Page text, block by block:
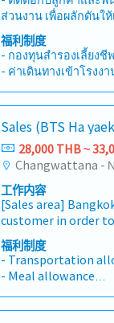
and internal
procurement, and
smooth project
growth and sales
contribute to the
growth.8. Client
VisitsAttend client
project
understand project
strengthen
- Domestic
- Language
- Others
ส่วนงาน เพื่อผลักดันให้
การผลิตของโรงงงาน - รวบรวมข้อมูลความต้องการ
ของลูกค้า ติดต่อส่วนงา
ข้อมูลสำหรับจัดทำใบเส
กับฝ่ายพัฒนาผลิตภัณ
แบบ, Drawing เพื่อให้ลูกค้าต
ตัวอย่าง และอุปกรณ์ประกอบ - จองแผ
หน้า ตามระยะเวลาแ
สนองกำหนดส่งออกที่
ลูกค้า ตามจำเป็นและเหม
และผลักดัน ลูกค้า แล
งานทุกขั้นตอน เป็นไป
การ Approve ของงา
Customer code,
ประสงค์ การผลิตแล้วเ
ติดตามการชำระเงินจ
ชำระ - เรียนรู้ ทำความเข้าใจกระบวนการผลิต เพื่อ
福利制度
- กองทุนสำรองเลี้ยงชีพ
- ค่าเดินทางเข้าโรงง
- Hybrid working
- กินเลี้ยงรายไตรมาส
- ประกันเดินทางกลุ่ม
- ตรวจสุขภาพประจำปี
- งบสำหรับ learning
บริหาร)
- กิจกรรมในองค์กร เ
ออฟฟิศเพื่อสานสัมพันธ์
- ห้องออกกำลังกายขอ
- มี AI ของบริษัทให้ใช้
- ค่าโทรศัพท์ (กรณีเดิน
Sales (BTS Ha
28,000 THB ~
工作内容
[Sales area]
customer in order
Contact to supplier
satisfy customer’s
new customer and
transaction.-
market in order to
products.- Learn
福利制度
- Transportation
- Meal allowance
- Sales Allowance